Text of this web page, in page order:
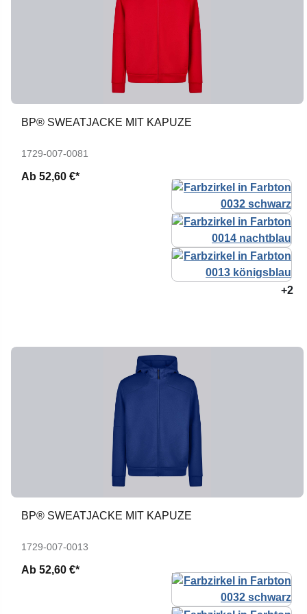
BP® SWEATJACKE MIT KAPUZE
1729-007-0081
Ab 52,60 €*
+2
BP® SWEATJACKE MIT KAPUZE
1729-007-0013
Ab 52,60 €*